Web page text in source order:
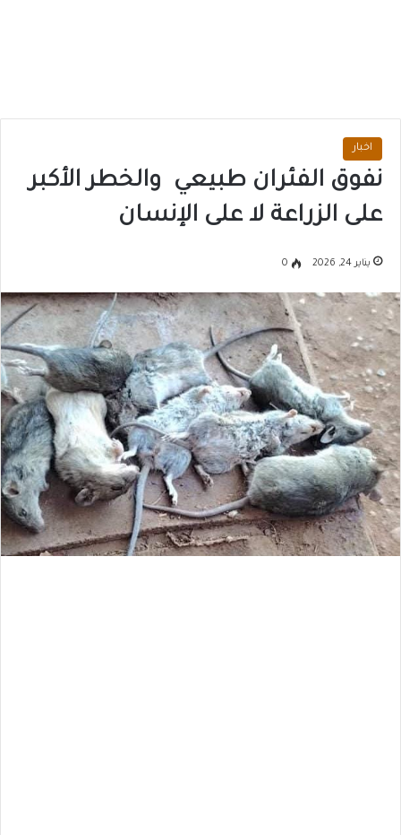
اخبار
نفوق الفئران طبيعي والخطر الأكبر
على الزراعة لا على الإنسان
يناير 24, 2026 0